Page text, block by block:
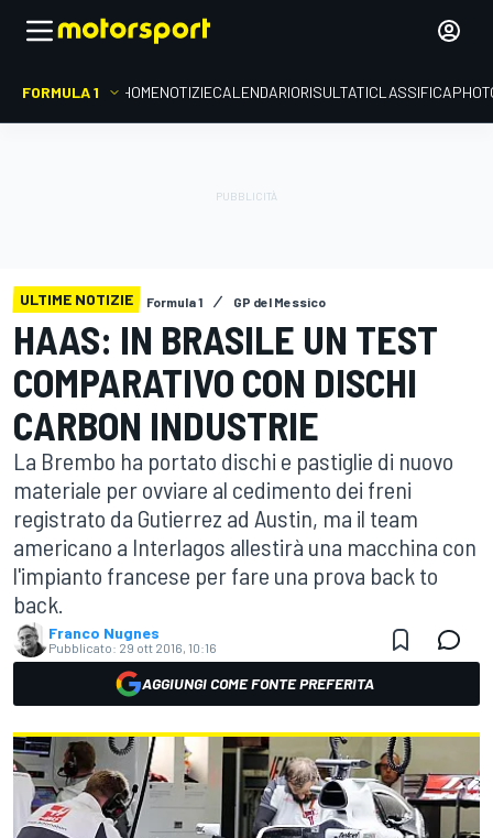
FORMULA 1 HOMENOTIZIECALENDARIORISULTATICLASSIFICA
ULTIME NOTIZIE Formula 1 GP del Messico
HAAS: IN BRASILE UN TEST
COMPARATIVO CON DISCHI
CARBON INDUSTRIE
La Brembo ha portato dischi e pastiglie di nuovo
materiale per ovviare al cedimento dei freni
registrato da Gutierrez ad Austin, ma il team
americano a Interlagos allestirà una macchina con
l'impianto francese per fare una prova back to
back.
Franco Nugnes
Pubblicato: 29 ott 2016, 10:16
AGGIUNGI COME FONTE PREFERITA